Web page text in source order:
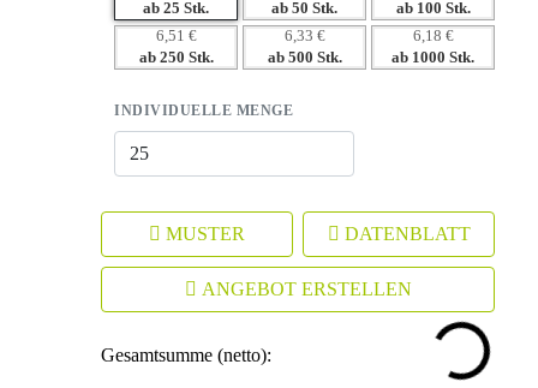
– Nachhaltigkeit fördert ein positives Markenimage.
ab 25 Stk. ab 50 Stk. ab 100 Stk.
6,51 €
ab 250 Stk.
6,33 €
ab 500 Stk.
6,18 €
ab 1000 Stk.
INDIVIDUELLE MENGE
MUSTER DATENBLATT
ANGEBOT ERSTELLEN
Gesamtsumme (netto):